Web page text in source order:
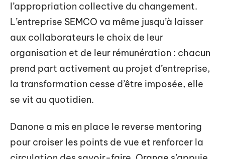
l’appropriation collective du changement.
L’entreprise SEMCO va même jusqu’à laisser
aux collaborateurs le choix de leur
organisation et de leur rémunération : chacun
prend part activement au projet d’entreprise,
la transformation cesse d’être imposée, elle
se vit au quotidien.
Danone a mis en place le reverse mentoring
pour croiser les points de vue et renforcer la